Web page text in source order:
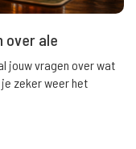
over ale
jouw vragen over wat
zeker weer het